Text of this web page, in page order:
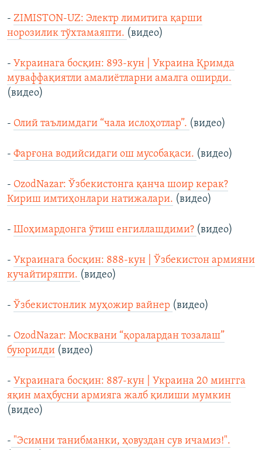
- ZIMISTON-UZ: Электр лимитига қарши
норозилик тўхтамаяпти. (видео)
- Украинага босқин: 893-кун | Украина Қримда
муваффақиятли амалиётларни амалга оширди.
(видео)
- Олий таълимдаги “чала ислоҳотлар”. (видео)
- Фарғона водийсидаги ош мусобақаси. (видео)
- OzodNazar: Ўзбекистонга қанча шоир керак?
Кириш имтиҳонлари натижалари. (видео)
- Шоҳимардонга ўтиш енгиллашдими? (видео)
- Украинага босқин: 888-кун | Ўзбекистон армияни
кучайтиряпти. (видео)
- Ўзбекистонлик муҳожир вайнер (видео)
- OzodNazar: Москвани “қоралардан тозалаш”
буюрилди (видео)
- Украинага босқин: 887-кун | Украина 20 мингга
яқин маҳбусни армияга жалб қилиши мумкин
(видео)
- "Эсимни танибманки, ҳовуздан сув ичамиз!".